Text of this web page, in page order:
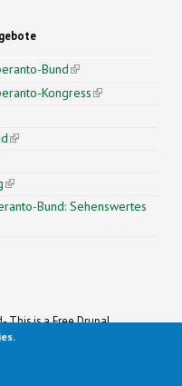
Bund(link is
external)
Kongress(link is
external)
(link is external)
external)
(link is external)
Bund: Sehenswertes
This is a Free Drupal
Community by